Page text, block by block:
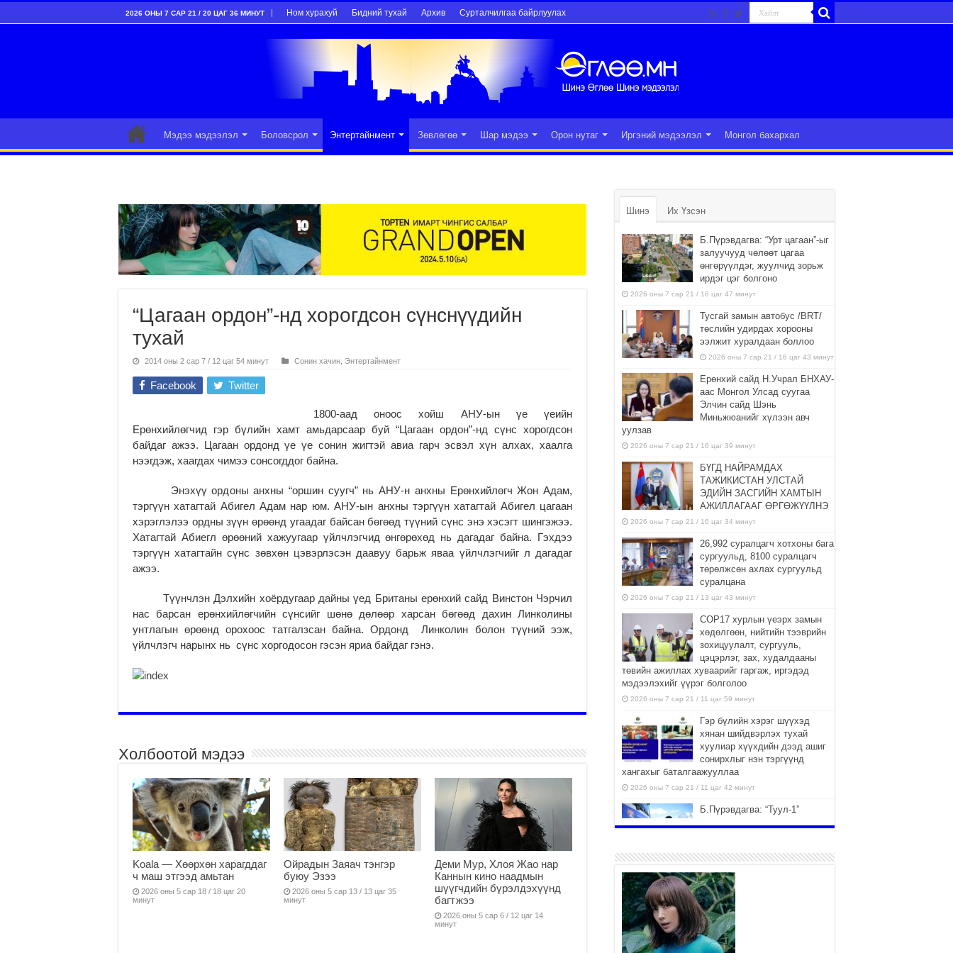
2026 ОНЫ 7 САР 21 / 20 ЦАГ 36 МИНУТ Ном хурахуй Бидний тухай Архив Сурталчилгаа байрлуулах
Мэдээ мэдээлэл Боловсрол Энтертайнмент Зөвлөгөө Шар мэдээ Орон нутаг Иргэний мэдээлэл Монгол бахархал
“Цагаан ордон”-нд хорогдсон сүнснүүдийн
тухай
2014 оны 2 сар 7 / 12 цаг 54 минут Сонин хачин Энтертайнмент
Facebook Twitter
1800-аад оноос хойш АНУ-ын үе үеийн
Ерөнхийлөгчид гэр бүлийн хамт амьдарсаар буй “Цагаан ордон”-нд сүнс хорогдсон
байдаг ажээ. Цагаан ордонд үе үе сонин жигтэй авиа гарч эсвэл хүн алхах, хаалга
нээгдэж, хаагдах чимээ сонсогддог байна.
Энэхүү ордоны анхны “оршин суугч” нь АНУ-н анхны Ерөнхийлөгч Жон Адам,
тэргүүн хатагтай Абигел Адам нар юм. АНУ-ын анхны тэргүүн хатагтай Абигел цагаан
хэрэглэлээ ордны зүүн өрөөнд угаадаг байсан бөгөөд түүний сүнс энэ хэсэгт шингэжээ.
Хатагтай Абиегл өрөөний хажуугаар үйлчлэгчид өнгөрөхөд нь дагадаг байна. Гэхдээ
тэргүүн хатагтайн сүнс зөвхөн цэвэрлэсэн даавуу барьж яваа үйлчлэгчийг л дагадаг
ажээ.
Түүнчлэн Дэлхийн хоёрдугаар дайны үед Британы ерөнхий сайд Винстон Чэрчил
нас барсан ерөнхийлөгчийн сүнсийг шөнө дөлөөр харсан бөгөөд дахин Линколины
унтлагын өрөөнд орохоос татгалзсан байна. Ордонд Линколин болон түүний ээж,
үйлчлэгч нарынх нь сүнс хоргодосон гэсэн яриа байдаг гэнэ.
Холбоотой мэдээ
Koala — Хөөрхөн харагддаг
ч маш этгээд амьтан
2026 оны 5 сар 18 / 18 цаг 20
минут
Ойрадын Заяач тэнгэр
буюу Эзээ
2026 оны 5 сар 13 / 13 цаг 35
минут
Деми Мур, Хлоя Жао нар
Каннын кино наадмын
шүүгчдийн бүрэлдэхүүнд
багтжээ
2026 оны 5 сар 6 / 12 цаг 14
минут
Шинэ Их Үзсэн
Б.Пүрэвдагва: “Урт цагаан”-ыг
залуучууд чөлөөт цагаа
өнгөрүүлдэг, жуулчид зорьж
ирдэг цэг болгоно
2026 оны 7 сар 21 / 16 цаг 47 минут
Тусгай замын автобус /BRT/
төслийн удирдах хорооны
ээлжит хуралдаан боллоо
2026 оны 7 сар 21 / 16 цаг 43 минут
Ерөнхий сайд Н.Учрал БНХАУ-
аас Монгол Улсад суугаа
Элчин сайд Шэнь
Миньжюанийг хүлээн авч
уулзав
2026 оны 7 сар 21 / 16 цаг 39 минут
БҮГД НАЙРАМДАХ
ТАЖИКИСТАН УЛСТАЙ
ЭДИЙН ЗАСГИЙН ХАМТЫН
АЖИЛЛАГААГ ӨРГӨЖҮҮЛНЭ
2026 оны 7 сар 21 / 16 цаг 34 минут
26,992 суралцагч хотхоны бага
сургуульд, 8100 суралцагч
төрөлжсөн ахлах сургуульд
суралцана
2026 оны 7 сар 21 / 13 цаг 43 минут
COP17 хурлын үеэрх замын
хөдөлгөөн, нийтийн тээврийн
зохицуулалт, сургууль,
цэцэрлэг, зах, худалдааны
төвийн ажиллах хуваарийг гаргаж, иргэдэд
мэдээлэхийг үүрэг болголоо
2026 оны 7 сар 21 / 11 цаг 59 минут
Гэр бүлийн хэрэг шүүхэд
хянан шийдвэрлэх тухай
хуулиар хүүхдийн дээд ашиг
сонирхлыг нэн тэргүүнд
хангахыг баталгаажууллаа
2026 оны 7 сар 21 / 11 цаг 42 минут
Б.Пүрэвдагва: “Туул-1”
2026 оны 7 сар 21 / 10 цаг 15 минут
НИЙСЛЭЛ, АЙМГИЙН
УДИРДЛАГУУДЫН АЖЛЫГ
ХҮНД СУРТЛЫГ БУУРУУЛЖ,
ИРГЭД, АЖ АХУЙН НЭГЖИЙН
АЧААГ ХЭРХЭН ХӨНГӨЛСНӨӨР ДҮГНЭНЭ